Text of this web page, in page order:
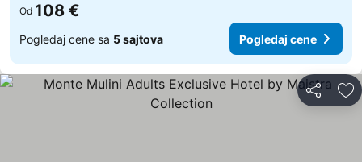
Od 108 €
Pogledaj cene sa 5 sajtova Pogledaj cene
Deli